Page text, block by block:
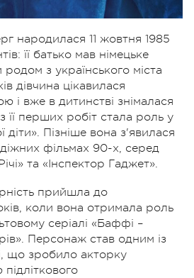
народилася 11 жовтня 1985
її батько мав німецьке
родом з українського міста
дівчина цікавилася
і вже в дитинстві знімалася
її перших робіт стала роль у
діти». Пізніше вона з'явилася
фільмах 90-х, серед
та «Інспектор Гаджет».
прийшла до
коли вона отримала роль
серіалі «Баффі –
Персонаж став одним із
що зробило акторку